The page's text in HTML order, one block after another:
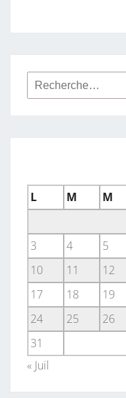
Rechercher :
L
M M
3
4 5
10
11 12
17
18 19
24
25 26
31
« Juil